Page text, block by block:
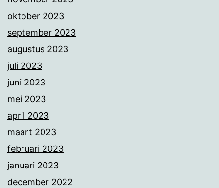
oktober 2023
september 2023
augustus 2023
juli 2023
juni 2023
mei 2023
april 2023
maart 2023
februari 2023
januari 2023
december 2022